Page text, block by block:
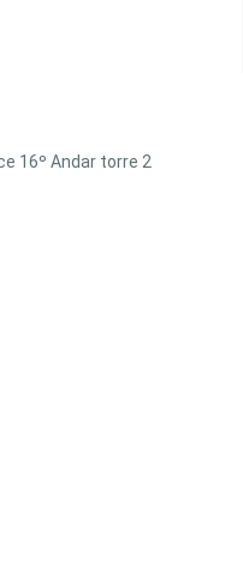
16º Andar torre 2